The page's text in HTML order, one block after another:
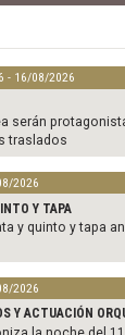
- 16/08/2026
serán
traslados
2026
Y TAPA
y quinto y tapa
2026
Y ACTUACIÓN